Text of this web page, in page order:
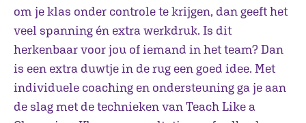
om je klas onder controle te krijgen, dan geeft het
veel spanning én extra werkdruk. Is dit
herkenbaar voor jou of iemand in het team? Dan
is een extra duwtje in de rug een goed idee. Met
individuele coaching en ondersteuning ga je aan
de slag met de technieken van Teach Like a